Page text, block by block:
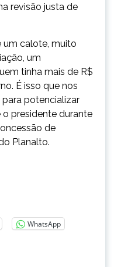
revisão justa de
um calote, muito
um
tinha mais de R$
É isso que nos
potencializar
o presidente durante
de
Planalto.
WhatsApp